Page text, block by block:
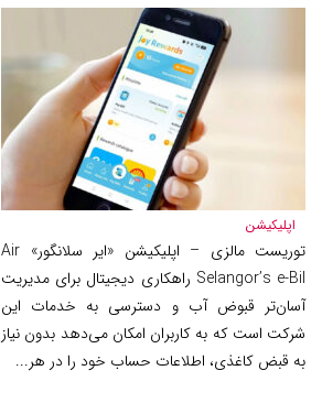
اپلیکیشن
توریست مالزی – اپلیکیشن «ایر سلانگور» Air
Selangor’s e-Bil راهکاری دیجیتال برای مدیریت
آسان‌تر قبوض آب و دسترسی به خدمات این
شرکت است که به کاربران امکان می‌دهد بدون نیاز
به قبض کاغذی، اطلاعات حساب خود را در هر...